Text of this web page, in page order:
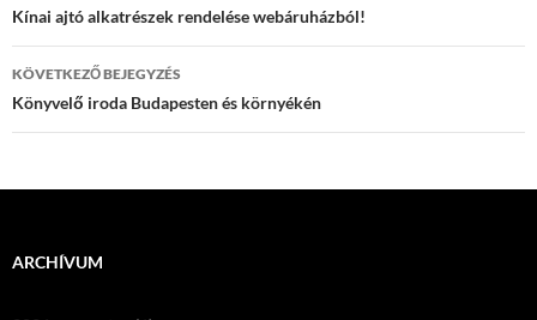
navigáció
Kínai ajtó alkatrészek rendelése webáruházból!
KÖVETKEZŐ BEJEGYZÉS
Könyvelő iroda Budapesten és környékén
ARCHÍVUM